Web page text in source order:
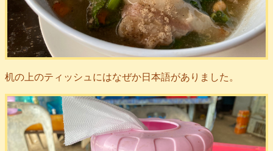
机の上のティッシュにはなぜか日本語がありました。